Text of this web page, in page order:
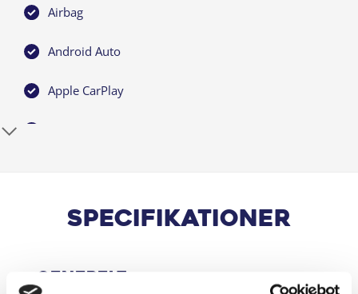
Airbag
Android Auto
Apple CarPlay
Automatisk nødbremsesystem
Specifikationer